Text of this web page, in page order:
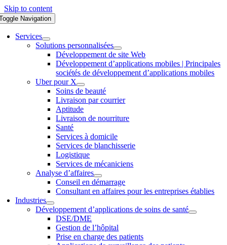
Skip to content
Navigation
Services
Solutions personnalisées
Développement de site Web
Développement d’applications mobiles | Principales
sociétés de développement d’applications mobiles
Uber pour X
Soins de beauté
Livraison par courrier
Aptitude
Livraison de nourriture
Santé
Services à domicile
Services de blanchisserie
Logistique
Services de mécaniciens
Analyse d’affaires
Conseil en démarrage
Consultant en affaires pour les entreprises établies
Industries
Développement d’applications de soins de santé
DSE/DME
Gestion de l’hôpital
Prise en charge des patients